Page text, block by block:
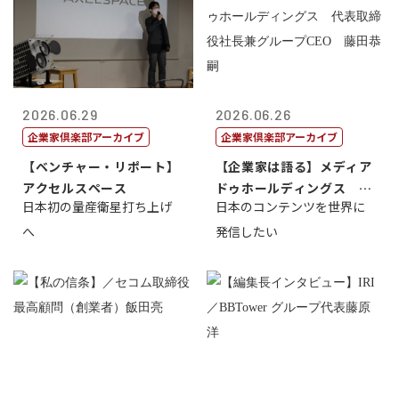
2026.06.29
企業家倶楽部アーカイブ
【ベンチャー・リポート】
アクセルスペース
日本初の量産衛星打ち上げ
へ
2026.06.26
企業家倶楽部アーカイブ
【企業家は語る】メディア
ドゥホールディングス 代
表取締役社長...
日本のコンテンツを世界に
発信したい